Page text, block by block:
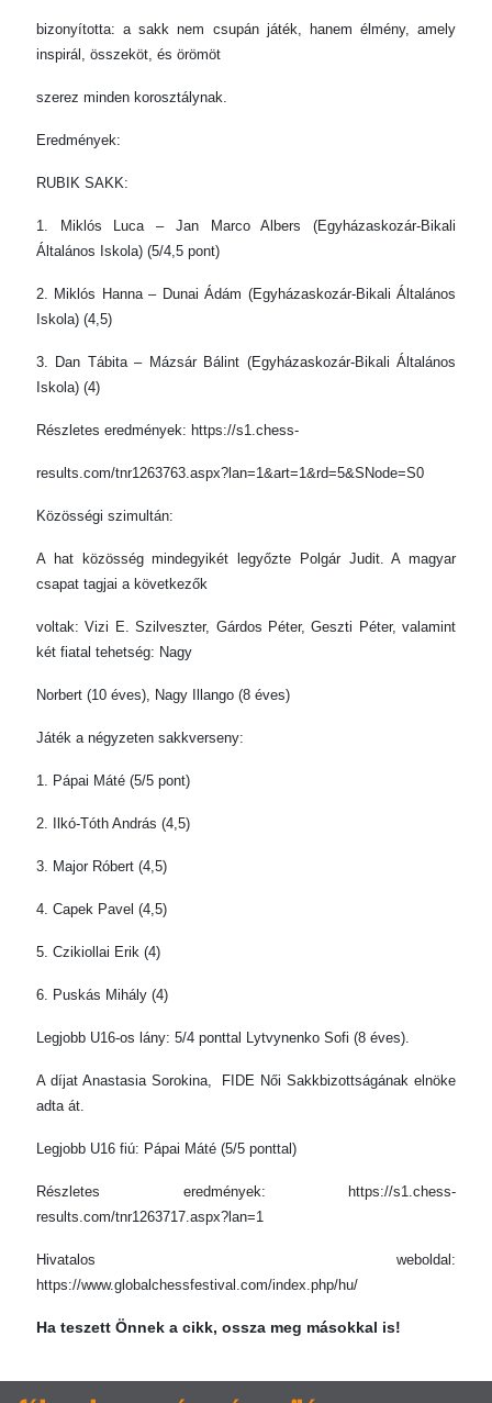
bizonyította: a sakk nem csupán játék, hanem élmény, amely
inspirál, összeköt, és örömöt
szerez minden korosztálynak.
Eredmények:
RUBIK SAKK:
1. Miklós Luca – Jan Marco Albers (Egyházaskozár-Bikali
Általános Iskola) (5/4,5 pont)
2. Miklós Hanna – Dunai Ádám (Egyházaskozár-Bikali Általános
Iskola) (4,5)
3. Dan Tábita – Mázsár Bálint (Egyházaskozár-Bikali Általános
Iskola) (4)
Részletes eredmények: https://s1.chess-
results.com/tnr1263763.aspx?lan=1&art=1&rd=5&SNode=S0
Közösségi szimultán:
A hat közösség mindegyikét legyőzte Polgár Judit. A magyar
csapat tagjai a következők
voltak: Vizi E. Szilveszter, Gárdos Péter, Geszti Péter, valamint
két fiatal tehetség: Nagy
Norbert (10 éves), Nagy Illango (8 éves)
Játék a négyzeten sakkverseny:
1. Pápai Máté (5/5 pont)
2. Ilkó-Tóth András (4,5)
3. Major Róbert (4,5)
4. Capek Pavel (4,5)
5. Czikiollai Erik (4)
6. Puskás Mihály (4)
Legjobb U16-os lány: 5/4 ponttal Lytvynenko Sofi (8 éves).
A díjat Anastasia Sorokina, FIDE Női Sakkbizottságának elnöke
adta át.
Legjobb U16 fiú: Pápai Máté (5/5 ponttal)
Részletes eredmények: https://s1.chess-
results.com/tnr1263717.aspx?lan=1
Hivatalos weboldal:
https://www.globalchessfestival.com/index.php/hu/
Ha teszett Önnek a cikk, ossza meg másokkal is!